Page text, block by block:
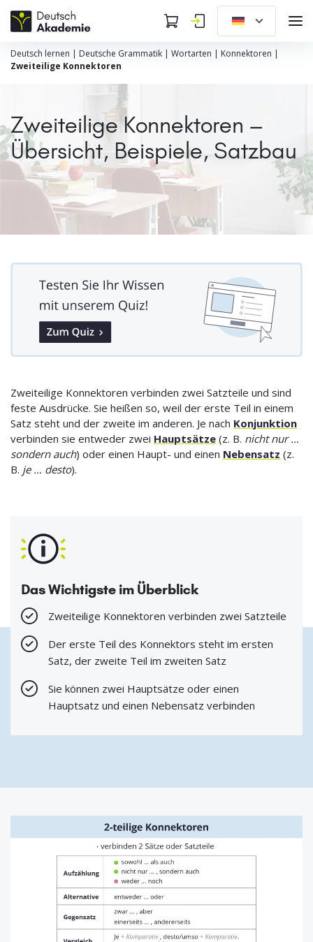
Deutsch lernen | Deutsche Grammatik | Wortarten | Konnektoren |
Zweiteilige Konnektoren
Zweiteilige Konnektoren –
Übersicht, Beispiele, Satzbau
Zweiteilige Konnektoren verbinden zwei Satzteile und sind
feste Ausdrücke. Sie heißen so, weil der erste Teil in einem
Satz steht und der zweite im anderen. Je nach Konjunktion
verbinden sie entweder zwei Hauptsätze (z. B. nicht nur …
sondern auch) oder einen Haupt- und einen Nebensatz (z.
B. je … desto).
Das Wichtigste im Überblick
Zweiteilige Konnektoren verbinden zwei Satzteile
Der erste Teil des Konnektors steht im ersten
Satz, der zweite Teil im zweiten Satz
Sie können zwei Hauptsätze oder einen
Hauptsatz und einen Nebensatz verbinden